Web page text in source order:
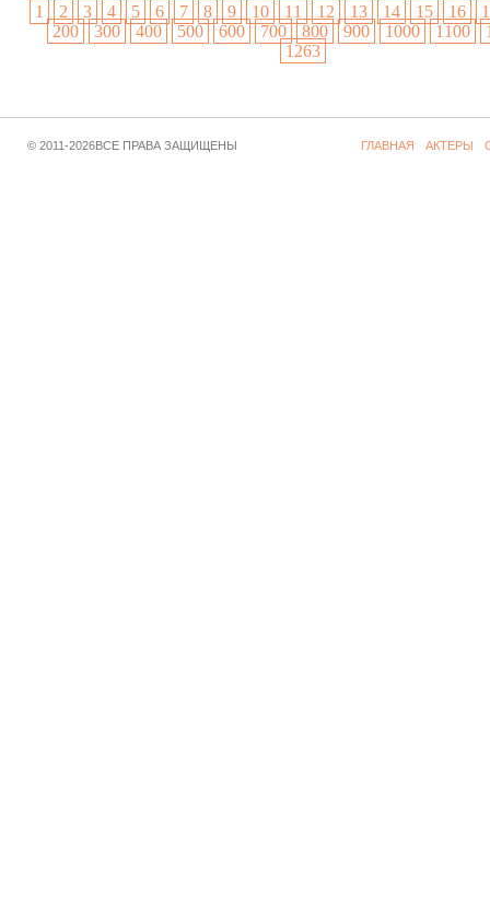
1 2 3 4 5 6 7 8 9 10 11 12 13 14 15 16
200
300 400 500 600 700 800 900 1000 1100
1263
© 2011-2026ВСЕ ПРАВА ЗАЩИЩЕНЫ ГЛАВНАЯ АКТЕРЫ